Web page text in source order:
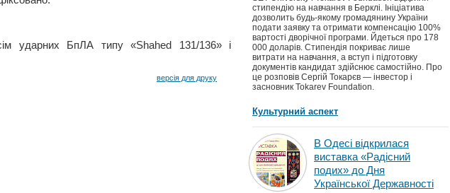
ударних БпЛА типу «Shahed 131/136» і
версія для друку
стипендію на навчання в Берклі. Ініціатива
дозволить будь-якому громадянину України
подати заявку та отримати компенсацію 100%
вартості дворічної програми. Йдеться про 178
000 доларів. Стипендія покриває лише
витрати на навчання, а вступ і підготовку
документів кандидат здійснює самостійно. Про
це розповів Сергій Токарєв — інвестор і
засновник Tokarev Foundation.
Культурний аспект
В Одесі відкрилася
виставка «Радісний
подих» до Дня
Української Державності